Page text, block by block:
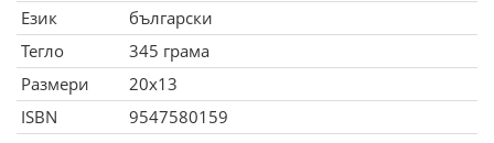
Език
български
Тегло
345 грама
Размери
20x13
ISBN
9547580159